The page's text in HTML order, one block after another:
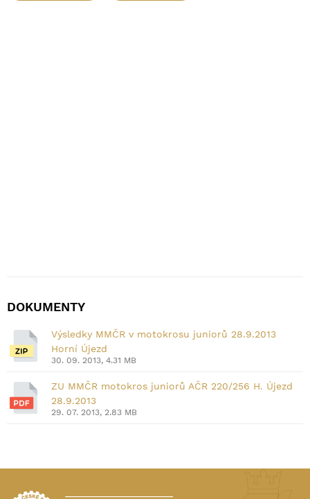
DOKUMENTY
Výsledky MMČR v motokrosu juniorů 28.9.2013
Horní Újezd
30. 09. 2013, 4.31 MB
ZU MMČR motokros juniorů AČR 220/256 H. Újezd
28.9.2013
29. 07. 2013, 2.83 MB